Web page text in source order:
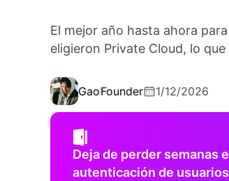
El mejor año hasta ahora
eligieron Private Cloud, lo
GaoFounder 1/12/2026
Deja de perder semanas
autenticación de usuarios